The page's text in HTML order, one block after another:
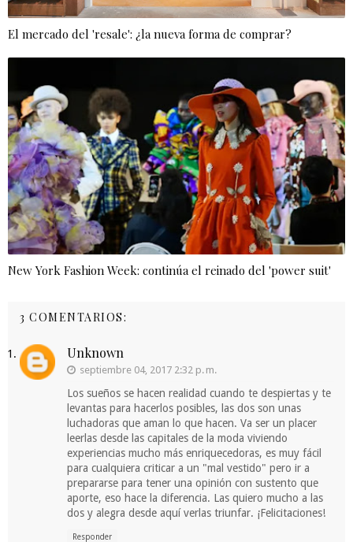
El mercado del 'resale': ¿la nueva forma de comprar?
New York Fashion Week: continúa el reinado del 'power suit'
3 COMENTARIOS:
Unknown
septiembre 04, 2017 2:32 p. m.
Los sueños se hacen realidad cuando te despiertas y te
levantas para hacerlos posibles, las dos son unas
luchadoras que aman lo que hacen. Va ser un placer
leerlas desde las capitales de la moda viviendo
experiencias mucho más enriquecedoras, es muy fácil
para cualquiera criticar a un "mal vestido" pero ir a
prepararse para tener una opinión con sustento que
aporte, eso hace la diferencia. Las quiero mucho a las
dos y alegra desde aquí verlas triunfar. ¡Felicitaciones!
Responder